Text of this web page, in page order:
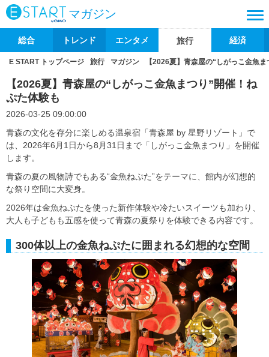
マガジン
総合 トレンド エンタメ 旅行 経済
E START トップページ 旅行 マガジン 【2026夏】青森屋の“しがっこ金魚
【2026夏】青森屋の“しがっこ金魚まつり”開催！ね
ぷた体験も
2026-03-25 09:00:00
青森の文化を存分に楽しめる温泉宿「青森屋 by 星野リゾート」で
は、2026年6月1日から8月31日まで「しがっこ金魚まつり」を開催
します。
青森の夏の風物詩でもある“金魚ねぷた”をテーマに、館内が幻想的
な祭り空間に大変身。
2026年は金魚ねぷたを使った新作体験や冷たいスイーツも加わり、
大人も子どもも五感を使って青森の夏祭りを体験できる内容です。
300体以上の金魚ねぷたに囲まれる幻想的な空間